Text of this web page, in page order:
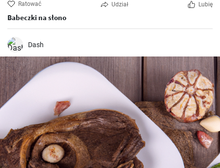
Ratować Udział Lubię
Babeczki na słono
Dash